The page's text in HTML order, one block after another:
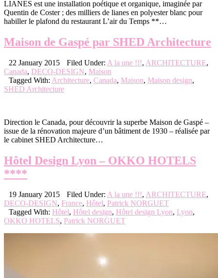
LIANES est une installation poétique et organique, imaginée par
Quentin de Coster ; des milliers de lianes en polyester blanc pour
habiller le plafond du restaurant L’air du Temps **…
Maison de Gaspé par SHED Architecture
22 January 2015 Filed Under: A la une !!!, ARCHITECTURE,
Canada, DECO-DESIGN, Maison
Tagged With: Architecture, Canada, Maison, Maison design,
SHED Architecture
Direction le Canada, pour découvrir la superbe Maison de Gaspé –
issue de la rénovation majeure d’un bâtiment de 1930 – réalisée par
le cabinet SHED Architecture…
Hôtel Design Lyon – OKKO HOTELS
****
19 January 2015 Filed Under: A la une !!!, ARCHITECTURE,
DECO-DESIGN, France, Hôtel, Patrick NORGUET
Tagged With: Hôtel, Hôtel design, Hôtel design Lyon, Lyon,
OKKO HOTELS, Patrick NORGUET